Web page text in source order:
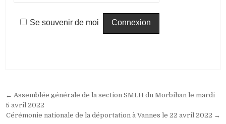
Se souvenir de moi
Navigation
de
← Assemblée générale de la section SMLH du Morbihan le mardi
5 avril 2022
Cérémonie nationale de la déportation à Vannes le 22 avril 2022 →